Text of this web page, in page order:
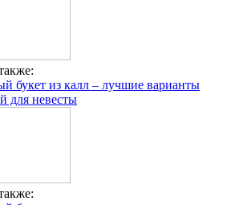
букет из калл – лучшие варианты
для невесты